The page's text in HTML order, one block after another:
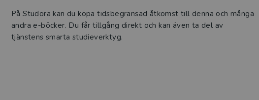
På Studora kan du köpa tidsbegränsad åtkomst till denna och många
andra e-böcker. Du får tillgång direkt och kan även ta del av
tjänstens smarta studieverktyg.